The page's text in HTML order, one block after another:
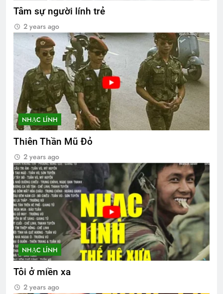
Tâm sự người lính trẻ
2 years ago
NHẠC LÍNH
Thiên Thần Mũ Đỏ
2 years ago
NHẠC LÍNH
Tôi ở miền xa
2 years ago